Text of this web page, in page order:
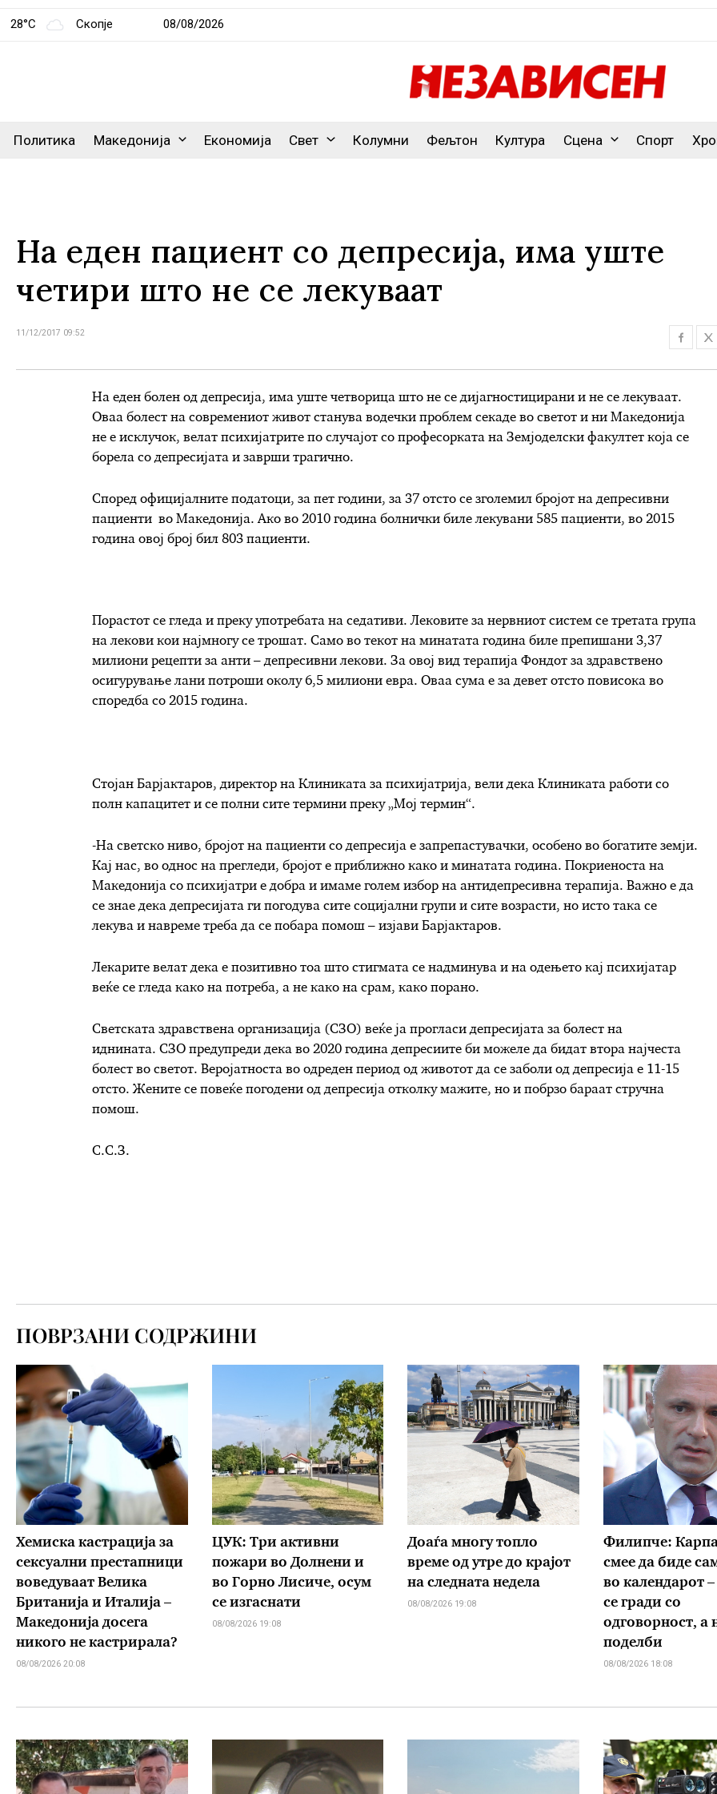
28°C Скопје 08/08/2026
Политика Македонија Економија Свет Колумни Фељтон Култура Сцена Спорт
На еден пациент со депресија, има уште
четири што не се лекуваат
11/12/2017 09:52
На еден болен од депресија, има уште четворица што не се дијагностицирани и не се лекуваат.
Оваа болест на современиот живот станува водечки проблем секаде во светот и ни Македонија
не е исклучок, велат психијатрите по случајот со професорката на Земјоделски факултет која се
борела со депресијата и заврши трагично.
Според официјалните податоци, за пет години, за 37 отсто се зголемил бројот на депресивни
пациенти во Македонија. Ако во 2010 година болнички биле лекувани 585 пациенти, во 2015
година овој број бил 803 пациенти.
Порастот се гледа и преку употребата на седативи. Лековите за нервниот систем се третата група
на лекови кои најмногу се трошат. Само во текот на минатата година биле препишани 3,37
милиони рецепти за анти – депресивни лекови. За овој вид терапија Фондот за здравствено
осигурување лани потроши околу 6,5 милиони евра. Оваа сума е за девет отсто повисока во
споредба со 2015 година.
Стојан Барјактаров, директор на Клиниката за психијатрија, вели дека Клиниката работи со
полн капацитет и се полни сите термини преку „Мој термин“.
-На светско ниво, бројот на пациенти со депресија е запрепастувачки, особено во богатите земји.
Кај нас, во однос на прегледи, бројот е приближно како и минатата година. Покриеноста на
Македонија со психијатри е добра и имаме голем избор на антидепресивна терапија. Важно е да
се знае дека депресијата ги погодува сите социјални групи и сите возрасти, но исто така се
лекува и навреме треба да се побара помош – изјави Барјактаров.
Лекарите велат дека е позитивно тоа што стигмата се надминува и на одењето кај психијатар
веќе се гледа како на потреба, а не како на срам, како порано.
Светската здравствена организација (СЗО) веќе ја прогласи депресијата за болест на
иднината. СЗО предупреди дека во 2020 година депресиите би можеле да бидат втора најчеста
болест во светот. Веројатноста во одреден период од животот да се заболи од депресија е 11-15
отсто. Жените се повеќе погодени од депресија отколку мажите, но и побрзо бараат стручна
помош.
С.С.З.
ПОВРЗАНИ СОДРЖИНИ
Хемиска кастрација за
сексуални престапници
воведуваат Велика
Британија и Италија –
Македонија досега
никого не кастрирала?
08/08/2026 20:08
ЦУК: Три активни
пожари во Долнени и
во Горно Лисиче, осум
се изгаснати
08/08/2026 19:08
Доаѓа многу топло
време од утре до крајот
на следната недела
08/08/2026 19:08
Филипче:
смее да биде
во календарот
се гради со
одговорност, а
поделби
08/08/2026 18:08